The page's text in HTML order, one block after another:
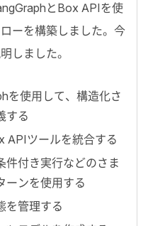
と Box APIを使
ーを構築しました。今
しました。
を使用して、構造化さ
する
APIツールを統合する
件付き実行などのさま
ーンを使用する
を管理する